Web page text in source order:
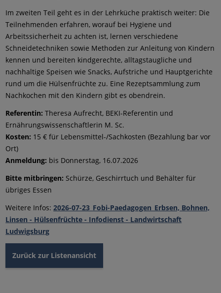
Im zweiten Teil geht es in der Lehrküche praktisch weiter: Die
Teilnehmenden erfahren, worauf bei Hygiene und
Arbeitssicherheit zu achten ist, lernen verschiedene
Schneidetechniken sowie Methoden zur Anleitung von Kindern
kennen und bereiten kindgerechte, alltagstaugliche und
nachhaltige Speisen wie Snacks, Aufstriche und Hauptgerichte
rund um die Hülsenfrüchte zu. Eine Rezeptsammlung zum
Nachkochen mit den Kindern gibt es obendrein.
Referentin: Theresa Aufrecht, BEKI-Referentin und
Ernährungswissenschaftlerin M. Sc.
Kosten: 15 € für Lebensmittel-/Sachkosten (Bezahlung bar vor
Ort)
Anmeldung: bis Donnerstag, 16.07.2026
Bitte mitbringen: Schürze, Geschirrtuch und Behälter für
übriges Essen
Weitere Infos:2026-07-23_Fobi-Paedagogen_Erbsen, Bohnen,
Linsen - Hülsenfrüchte - Infodienst - Landwirtschaft
Ludwigsburg
Zurück zur Listenansicht